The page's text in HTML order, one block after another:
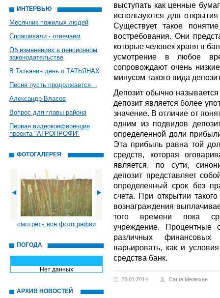
ИНТЕРВЬЮ
Месячник пожилых людей
Спрашивали - отвечаем
Об изменениях в пенсионном
законодательстве
В Татьянин день о ТАТЬЯНАХ
Песня пусть продолжается…
Александр Власов
Вопрос для главы района
Первая видеоконференция
проекта "АГРОПРОФИ"
ФОТОГАЛЕРЕЯ
смотреть все фотографии
ПОГОДА
Нет данных
АРХИВ НОВОСТЕЙ
выступать как ценные
используются для
Существует такое
востребования. Они
которые человек храня в
усмотрение в любое
сопровождают очень
минусом такого вида
Депозит обычно
депозит является более
значение. В отличие от
одним из подвидов
определенной доли
Эта прибыль равна той
средств, которая
является, по сути,
депозит представляет
определенный срок без
счета. При открытии
вознаграждения
того времени пока
учреждение.
различных финансовых
варьировать, как и
средства банк.
28.01.2014 Саша Мелюхин